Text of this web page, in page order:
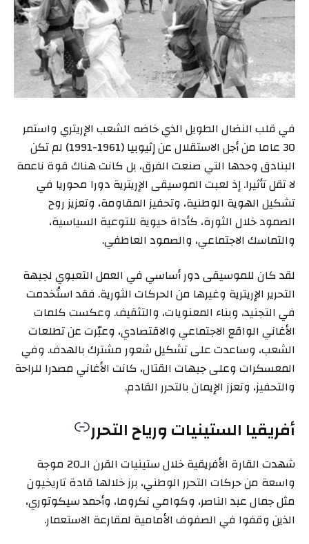
في قلب النضال الطويل الذي خاضه الشعب الإريتري واستمر
30 عاما من أجل الاستقلال عن إثيوبيا (1961-1991) لم تكن
البنادق وحدها التي صنعت الفرق، بل كانت هناك قوة ناعمة
لا تقل تأثيرا. إذ لعبت الموسيقى الإريترية دورا محوريا في
تشكيل الهوية الوطنية، وتحفيز المقاومة، وتعزيز روح
الصمود خلال الثورة، كأداة حيوية للتوعية السياسية،
والتماسك الاجتماعي، والصمود العاطفي.
لقد كان للموسيقى دور أساسي في العمل التعبوي لجبهة
التحرير الإريترية وغيرها من الحركات الثورية. فقد استُخدمت
في التجنيد، وبناء المعنويات، والتثقيف. وعكست كلمات
الأغاني الواقع الاجتماعي والاقتصادي، وعبّرت عن تطلعات
الشعب، وساعدت على تشكيل شعور مشترك بالهدف. وفي
المعسكرات وعلى جبهات القتال، كانت الأغاني مصدرا للراحة
والتحفيز، وتعزز الإيمان بالتحرر القادم.
أفريقيا الستينيات ورياح التحرر
شهدت القارة الأفريقية خلال ستينيات القرن الـ20 موجة
واسعة من حركات التحرر الوطني، برز خلالها قادة تاريخيون
مثل جمال عبد الناصر، وكوامي نكروما، وأحمد سيكوتوري،
الذين وقفوا في الصفوف الأمامية لمقارعة الاستعمار.